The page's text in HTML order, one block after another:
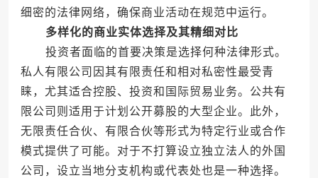
细密的法律网络，确保商业活动在规范中运行。
多样化的商业实体选择及其精细对比
投资者面临的首要决策是选择何种法律形式。
私人有限公司因其有限责任和相对私密性最受青
睐，尤其适合控股、投资和国际贸易业务。公共有
限公司则适用于计划公开募股的大型企业。此外，
无限责任合伙、有限合伙等形式为特定行业或合作
模式提供了可能。对于不打算设立独立法人的外国
公司，设立当地分支机构或代表处也是一种选择。